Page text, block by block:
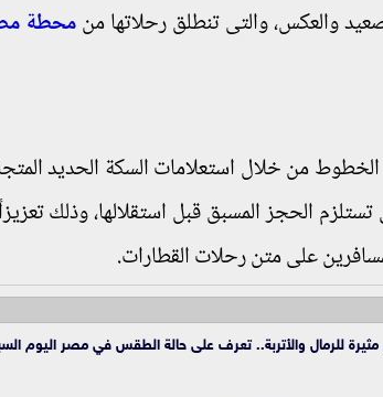
والعكس، والتى تنطلق رحلاتها منمحطة
من خلال استعلامات السكة الحديد
الحجز المسبق قبل استقلالها، وذلك
على متن رحلات القطارات.
مثيرة للرمال والأتربة.. تعرف على حالة الطقس في مصر اليوم